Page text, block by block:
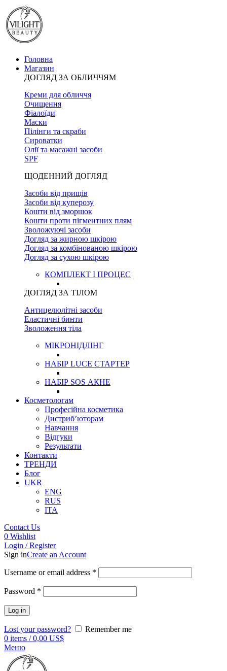
Головна
Магазин
ДОГЛЯД ЗА ОБЛИЧЧЯМ
Креми для обличчя
Очищення
Фіалоїди
Маски
Пілінги та скраби
Сироватки
Олії та масажні засоби
SPF
ЩОДЕННИЙ ДОГЛЯД
Засоби від прищів
Засоби від куперозу
Кошти від зморшок
Кошти проти пігментних плям
Зволожуючі засоби
Догляд за жирною шкірою
Догляд за комбінованою шкірою
Догляд за сухою шкірою
КОМПЛЕКТ І ПРОЦЕС
ДОГЛЯД ЗА ТІЛОМ
Антицелюлітні засоби
Еластичні бинти
Зволоження тіла
МІКРОНІДЛІНГ
НАБІР LUCE СТАРТЕР
НАБІР SOS АКНЕ
Косметологам
Професійна косметика
Дистриб’юторам
Навчання
Відгуки
Результати
Контакти
ТРЕНДИ
Блог
UKR
ENG
RUS
ITA
Contact Us
0 Wishlist
Login / Register
Sign inCreate an Account
Username or email address *
Password *
Log in
Lost your password?
Remember me
0 items / 0,00 US$
Меню